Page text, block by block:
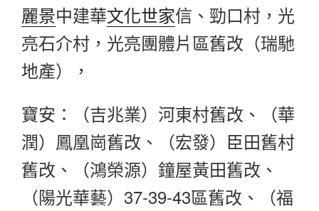
麗景中建華文化世家信、勁口村，光
亮石介村，光亮團體片區舊改（瑞馳
地產），
寶安：（吉兆業）河東村舊改、（華
潤）鳳凰崗舊改、（宏發）臣田舊村
舊改、（鴻榮源）鐘屋黃田舊改、
（陽光華藝）37-39-43區舊改、（福